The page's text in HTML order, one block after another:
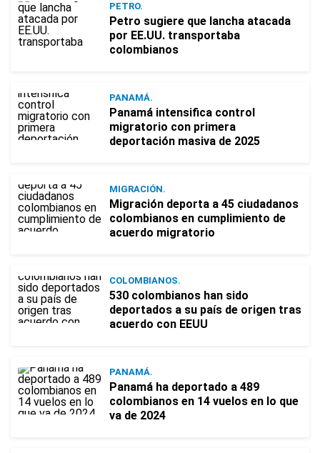
PETRO.
Petro sugiere que lancha atacada
por EE.UU. transportaba
colombianos
PANAMÁ.
Panamá intensifica control
migratorio con primera
deportación masiva de 2025
MIGRACIÓN.
Migración deporta a 45 ciudadanos
colombianos en cumplimiento de
acuerdo migratorio
COLOMBIANOS.
530 colombianos han sido
deportados a su país de origen tras
acuerdo con EEUU
PANAMÁ.
Panamá ha deportado a 489
colombianos en 14 vuelos en lo que
va de 2024